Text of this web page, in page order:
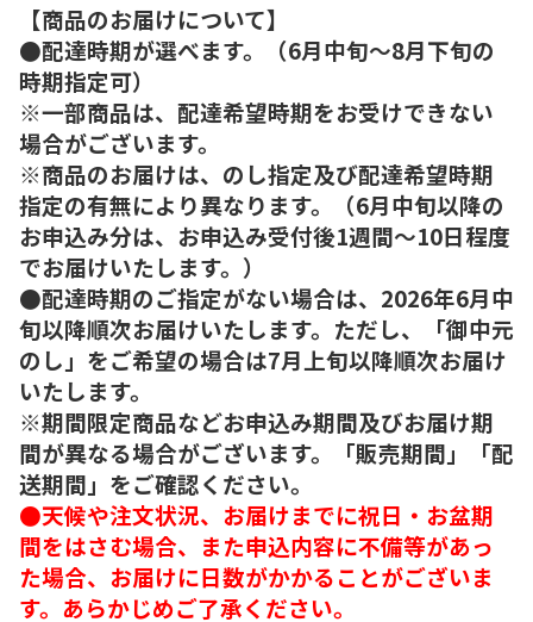
【商品のお届けについて】
●配達時期が選べます。（6月中旬～8月下旬の
時期指定可）
※一部商品は、配達希望時期をお受けできない
場合がございます。
※商品のお届けは、のし指定及び配達希望時期
指定の有無により異なります。（6月中旬以降の
お申込み分は、お申込み受付後1週間～10日程度
でお届けいたします。）
●配達時期のご指定がない場合は、2026年6月中
旬以降順次お届けいたします。ただし、「御中元
のし」をご希望の場合は7月上旬以降順次お届け
いたします。
※期間限定商品などお申込み期間及びお届け期
間が異なる場合がございます。「販売期間」「配
送期間」をご確認ください。
●天候や注文状況、お届けまでに祝日・お盆期
間をはさむ場合、また申込内容に不備等があっ
た場合、お届けに日数がかかることがございま
す。あらかじめご了承ください。